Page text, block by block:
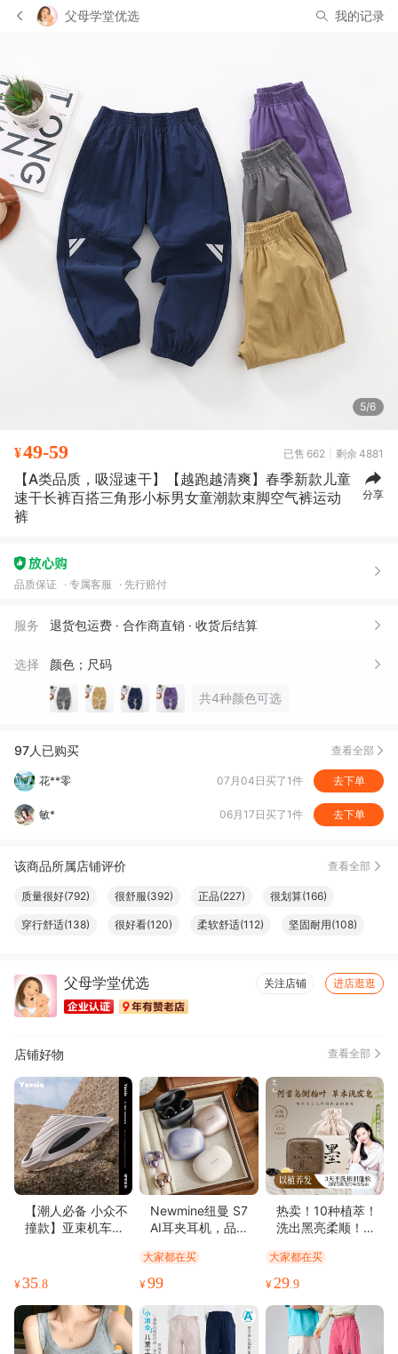
父母学堂优选 我的记录
5/6
¥49-59 已售 662 剩余 4881
【A类品质，吸湿速干】【越跑越清爽】春季新款儿童
速干长裤百搭三角形小标男女童潮款束脚空气裤运动
裤
分享
品质保证 专属客服 先行赔付
服务 退货包运费 · 合作商直销 · 收货后结算
选择 颜色；尺码
共4种颜色可选
97人已购买 查看全部
T***
天**城
吴*z 去下单
花**零 07月04日买了1件 去下单
敏* 06月17日买了1件 去下单
该商品所属店铺评价 查看全部
质量很好(792) 很舒服(392) 正品(227) 很划算(166)
穿行舒适(138) 很好看(120) 柔软舒适(112) 坚固耐用(108)
触感良好(76) 非常透气(75) 设计一流(73)
颜色正(66) 大小合适(64) 方便(60)
色泽纯正(37) 容量够大(35) 口感俱佳(34) 图文清晰(34)
纸张精良(34) 结实牢固(33) 必备书籍(32) 体感舒适(32)
方便实用(28) 字体适宜(27) 款式时尚(26) 格外清爽(25)
透气性好(25) 很显气质(23) 上身好看(21) 高端大气(19)
易于使用(17) 很有弹力(16) 物流很快(14) 完美无瑕(12)
薄厚适中(11) 精美雅致(10) 优美详细(10)
清香软糯(9) 清晰度高(9) 做工精致(9)
松软可口(6) 功能强劲(6) 不占空间(6)
父母学堂优选 关注店铺 进店逛逛
店铺好物 查看全部
【潮人必备 小众不
撞款】亚束机车运
韧弹软轻巧透气防
¥35.8
Newmine纽曼 S7
AI耳夹耳机，品牌
牌纽曼音质保证，
耳夹设计不入耳，
验真伪【一年质
保】
大家都在买
¥99
热卖！10种植萃！
洗出黑亮柔顺！
网】墨见 何首乌侧
柏叶草本洗发皂 打
大家都在买
¥29.9